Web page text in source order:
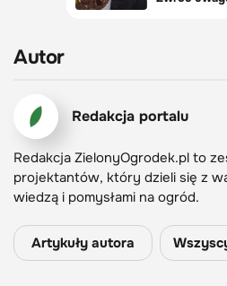
Autor
Redakcja portalu
Redakcja ZielonyOgrodek.pl to
projektantów, który dzieli się z
wiedzą i pomysłami na ogród.
Artykuły autora